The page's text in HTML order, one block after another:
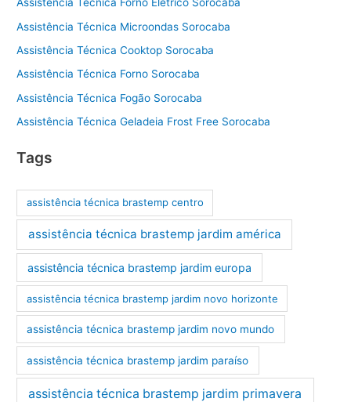
Assistência Técnica Microondas Sorocaba
Assistência Técnica Cooktop Sorocaba
Assistência Técnica Forno Sorocaba
Assistência Técnica Fogão Sorocaba
Assistência Técnica Geladeia Frost Free Sorocaba
Tags
assistência técnica brastemp centro
assistência técnica brastemp jardim américa
assistência técnica brastemp jardim europa
assistência técnica brastemp jardim novo horizonte
assistência técnica brastemp jardim novo mundo
assistência técnica brastemp jardim paraíso
assistência técnica brastemp jardim primavera